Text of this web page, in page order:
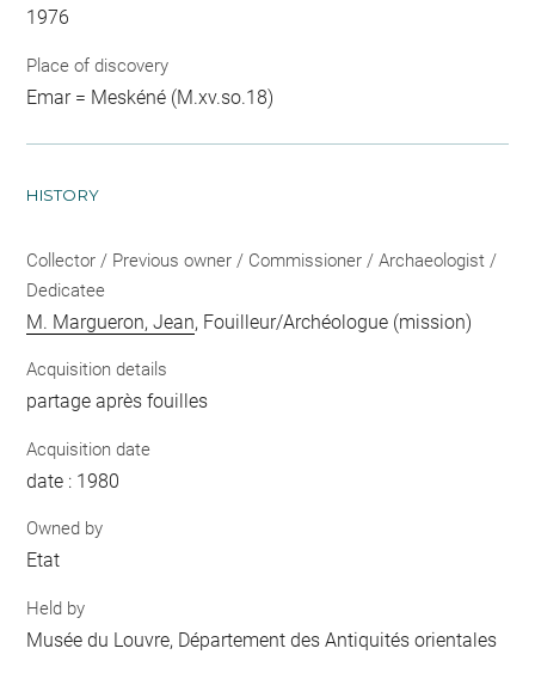
1976
Place of discovery
Emar = Meskéné (M.xv.so.18)
HISTORY
Collector / Previous owner / Commissioner / Archaeologist /
Dedicatee
M. Margueron, Jean, Fouilleur/Archéologue (mission)
Acquisition details
partage après fouilles
Acquisition date
date : 1980
Owned by
Etat
Held by
Musée du Louvre, Département des Antiquités orientales